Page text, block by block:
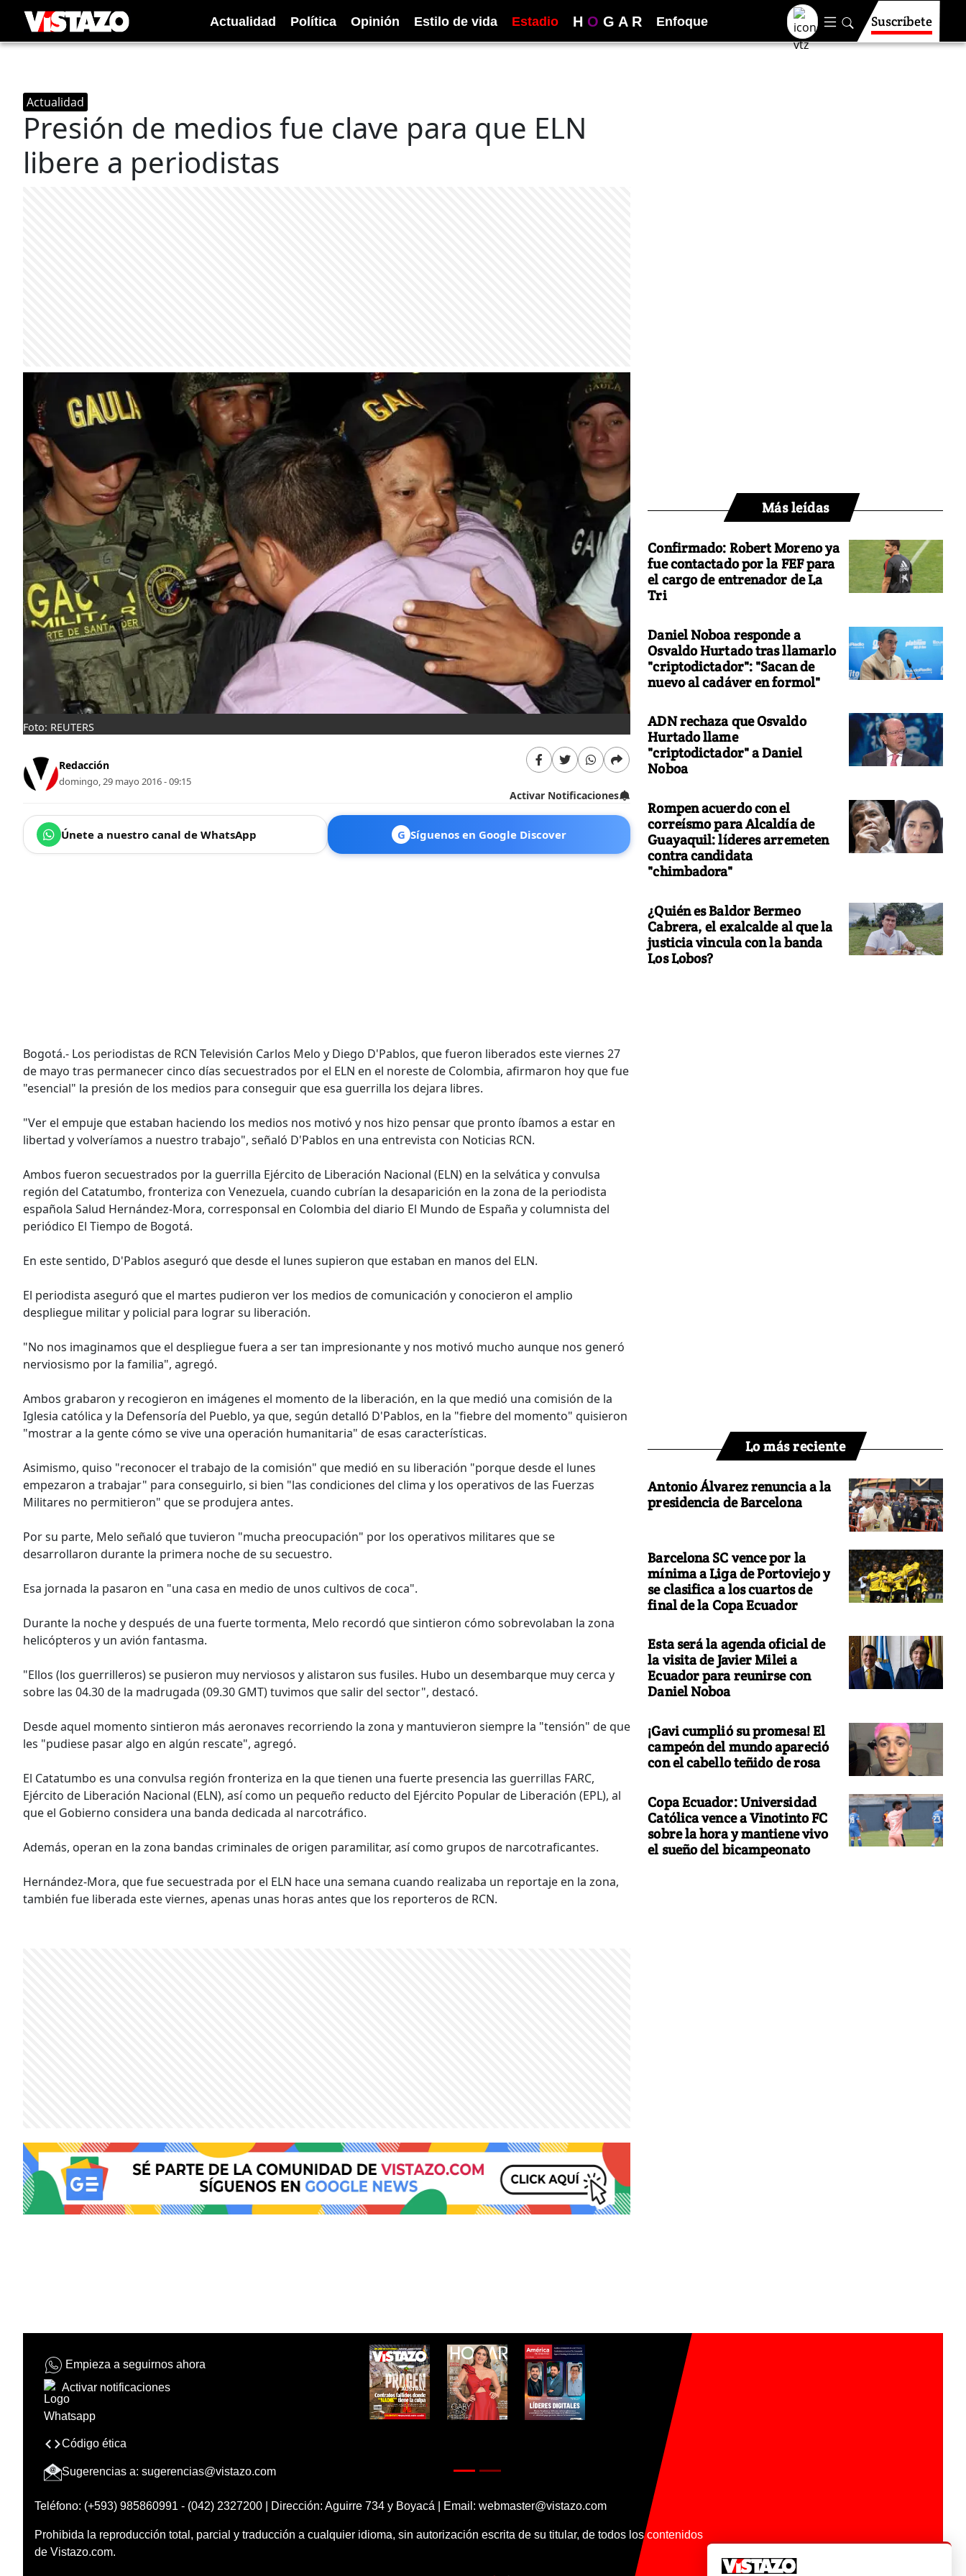
Actualidad Política Opinión Estilo de vida Estadio H O G A R Enfoque Suscríbete
Actualidad
Presión de medios fue clave para que ELN
libere a periodistas
Foto: REUTERS
Redacción
domingo, 29 mayo 2016 - 09:15
Activar Notificaciones
Únete a nuestro canal de WhatsApp G Síguenos en Google Discover
Bogotá.- Los periodistas de RCN Televisión Carlos Melo y Diego D'Pablos, que fueron liberados este viernes 27
de mayo tras permanecer cinco días secuestrados por el ELN en el noreste de Colombia, afirmaron hoy que fue
"esencial" la presión de los medios para conseguir que esa guerrilla los dejara libres.
"Ver el empuje que estaban haciendo los medios nos motivó y nos hizo pensar que pronto íbamos a estar en
libertad y volveríamos a nuestro trabajo", señaló D'Pablos en una entrevista con Noticias RCN.
Ambos fueron secuestrados por la guerrilla Ejército de Liberación Nacional (ELN) en la selvática y convulsa
región del Catatumbo, fronteriza con Venezuela, cuando cubrían la desaparición en la zona de la periodista
española Salud Hernández-Mora, corresponsal en Colombia del diario El Mundo de España y columnista del
periódico El Tiempo de Bogotá.
En este sentido, D'Pablos aseguró que desde el lunes supieron que estaban en manos del ELN.
El periodista aseguró que el martes pudieron ver los medios de comunicación y conocieron el amplio
despliegue militar y policial para lograr su liberación.
"No nos imaginamos que el despliegue fuera a ser tan impresionante y nos motivó mucho aunque nos generó
nerviosismo por la familia", agregó.
Ambos grabaron y recogieron en imágenes el momento de la liberación, en la que medió una comisión de la
Iglesia católica y la Defensoría del Pueblo, ya que, según detalló D'Pablos, en la "fiebre del momento" quisieron
"mostrar a la gente cómo se vive una operación humanitaria" de esas características.
Asimismo, quiso "reconocer el trabajo de la comisión" que medió en su liberación "porque desde el lunes
empezaron a trabajar" para conseguirlo, si bien "las condiciones del clima y los operativos de las Fuerzas
Militares no permitieron" que se produjera antes.
Por su parte, Melo señaló que tuvieron "mucha preocupación" por los operativos militares que se
desarrollaron durante la primera noche de su secuestro.
Esa jornada la pasaron en "una casa en medio de unos cultivos de coca".
Durante la noche y después de una fuerte tormenta, Melo recordó que sintieron cómo sobrevolaban la zona
helicópteros y un avión fantasma.
"Ellos (los guerrilleros) se pusieron muy nerviosos y alistaron sus fusiles. Hubo un desembarque muy cerca y
sobre las 04.30 de la madrugada (09.30 GMT) tuvimos que salir del sector", destacó.
Desde aquel momento sintieron más aeronaves recorriendo la zona y mantuvieron siempre la "tensión" de que
les "pudiese pasar algo en algún rescate", agregó.
El Catatumbo es una convulsa región fronteriza en la que tienen una fuerte presencia las guerrillas FARC,
Ejército de Liberación Nacional (ELN), así como un pequeño reducto del Ejército Popular de Liberación (EPL), al
que el Gobierno considera una banda dedicada al narcotráfico.
Además, operan en la zona bandas criminales de origen paramilitar, así como grupos de narcotraficantes.
Hernández-Mora, que fue secuestrada por el ELN hace una semana cuando realizaba un reportaje en la zona,
también fue liberada este viernes, apenas unas horas antes que los reporteros de RCN.
Más leídas
Confirmado: Robert Moreno ya
fue contactado por la FEF para
el cargo de entrenador de La
Tri
Daniel Noboa responde a
Osvaldo Hurtado tras llamarlo
"criptodictador": "Sacan de
nuevo al cadáver en formol"
ADN rechaza que Osvaldo
Hurtado llame
"criptodictador" a Daniel
Noboa
Rompen acuerdo con el
correísmo para Alcaldía de
Guayaquil: líderes arremeten
contra candidata
"chimbadora"
¿Quién es Baldor Bermeo
Cabrera, el exalcalde al que la
justicia vincula con la banda
Los Lobos?
Lo más reciente
Antonio Álvarez renuncia a la
presidencia de Barcelona
Barcelona SC vence por la
mínima a Liga de Portoviejo y
se clasifica a los cuartos de
final de la Copa Ecuador
Esta será la agenda oficial de
la visita de Javier Milei a
Ecuador para reunirse con
Daniel Noboa
¡Gavi cumplió su promesa! El
campeón del mundo apareció
con el cabello teñido de rosa
Copa Ecuador: Universidad
Católica vence a Vinotinto FC
sobre la hora y mantiene vivo
el sueño del bicampeonato
Empieza a seguirnos ahora
Activar notificaciones
Código ética
Sugerencias a: sugerencias@vistazo.com
Teléfono: (+593) 985860991 - (042) 2327200 | Dirección: Aguirre 734 y Boyacá | Email: webmaster@vistazo.com
Prohibida la reproducción total, parcial y traducción a cualquier idioma, sin autorización escrita de su titular, de todos los contenidos
de Vistazo.com.